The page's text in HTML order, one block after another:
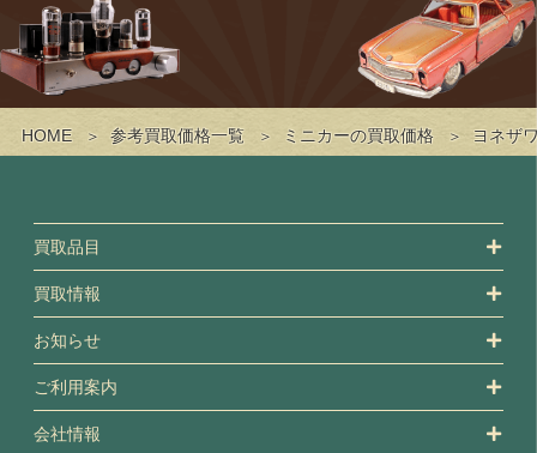
HOME 参考買取価格一覧 ミニカーの買取価格 ヨネザ
買取品目
買取情報
お知らせ
ご利用案内
会社情報